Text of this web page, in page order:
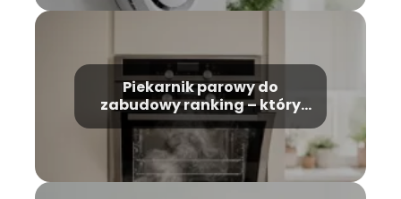
Piekarnik parowy do
zabudowy ranking – który
model wybrać?